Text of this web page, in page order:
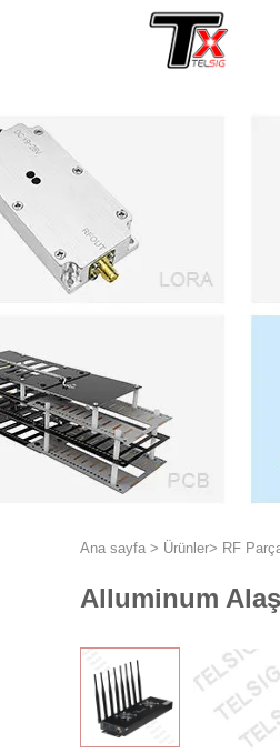
Ana sayfa > Ürünler> RF
Alluminum